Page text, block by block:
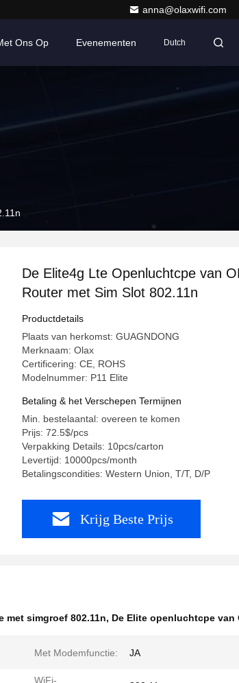
anna@olaxwifi.com
Ons Op Evenementen Dutch
De Elite4g Lte Openluchtcpe van
Router met Sim Slot 802.11n
Productdetails
Plaats van herkomst: GUAGNDONG
Merknaam: Olax
Certificering: CE, ROHS
Modelnummer: P11 Elite
Betaling & het Verschepen Termijnen
Min. bestelaantal: overeen te komen
Prijs: 72.5$/pcs
Verpakking Details: 10pcs/carton
Levertijd: 10000pcs/month
Betalingscondities: Western Union, T/T, D/P
Krijg Beste Prijs
met simgroef 802.11n, De Elite openluchtcpe van
Met Modemfunctie: JA
WiFi-